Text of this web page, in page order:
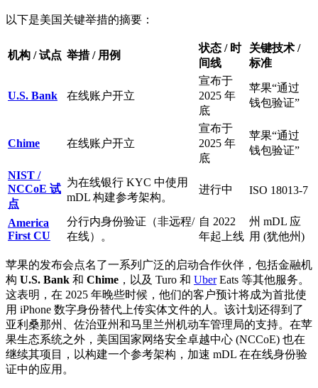
以下是美国关键举措的摘要：
机构 / 试点 举措 / 用例
状态 / 时
间线
关键技术 /
标准
U.S. Bank 在线账户开立
宣布于
2025 年
底
苹果“通过
钱包验证”
Chime 在线账户开立
宣布于
2025 年
底
苹果“通过
钱包验证”
NIST /
NCCoE 试
点
为在线银行 KYC 中使用
mDL 构建参考架构。
进行中 ISO 18013-7
America
First CU
分行内身份验证（非远程/
在线）。
自 2022
年起上线
州 mDL 应
用 (犹他州)
苹果的发布会点名了一系列广泛的启动合作伙伴，包括金融机
构 U.S. Bank 和 Chime ，以及 Turo 和 UberEats 等其他服务。
这表明，在 2025 年晚些时候，他们的客户预计将成为首批使
用 iPhone 数字身份替代上传实体文件的人。该计划还得到了
亚利桑那州、佐治亚州和马里兰州机动车管理局的支持。在苹
果生态系统之外，美国国家网络安全卓越中心 (NCCoE) 也在
继续其项目，以构建一个参考架构，加速 mDL 在在线身份验
证中的应用。